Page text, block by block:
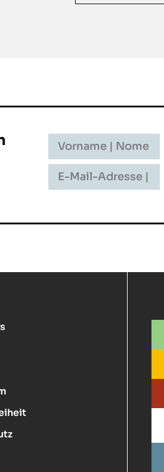
Vorname
Nome
E-
Mail-
Adresse
Mail